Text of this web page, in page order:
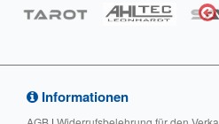
Informationen